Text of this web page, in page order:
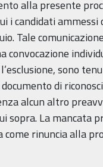
alla presente
i candidati
Tale
convocazione
sono
di
alcun altro
sopra. La mancata
rinuncia alla